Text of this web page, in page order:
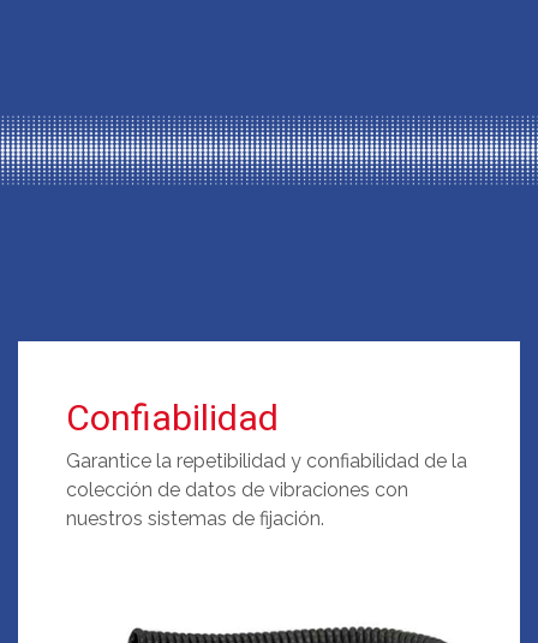
Confiabilidad
Garantice la repetibilidad y confiabilidad de la
colección de datos de vibraciones con
nuestros sistemas de fijación.